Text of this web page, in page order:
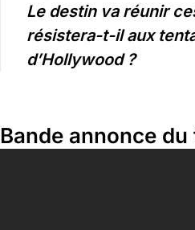
Le destin va réunir
résistera-t-il aux
d’Hollywood ?
Bande annonce du